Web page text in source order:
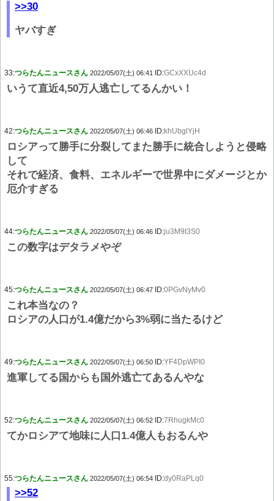
>>30
ヤバすぎ
33:つらたんニュースさん 2022/05/07(土) 06:41 ID:GCxXXUc4d
いうて直近4,50万人逃亡してるんかい！
42:つらたんニュースさん 2022/05/07(土) 06:46 ID:khUbglYjH
ロシアって勝手に分裂してまた勝手に統合しようと侵略
して
それで経済、食料、エネルギーで世界中にダメージとか
厄介すぎる
44:つらたんニュースさん 2022/05/07(土) 06:46 ID:ju3M9t3S0
この数字はデタラメやぞ
45:つらたんニュースさん 2022/05/07(土) 06:47 ID:0PGvNyMv0
これ本当なの？
ロシアの人口が1.4億だから3%弱に当たるけど
49:つらたんニュースさん 2022/05/07(土) 06:50 ID:YF4DpWPI0
進軍してる国からも国外逃亡てあるんやな
52:つらたんニュースさん 2022/05/07(土) 06:52 ID:7RhugkMc0
てかロシアて地味に人口1.4億人もおるんや
55:つらたんニュースさん 2022/05/07(土) 06:54 ID:dy0RaPLq0
>>52